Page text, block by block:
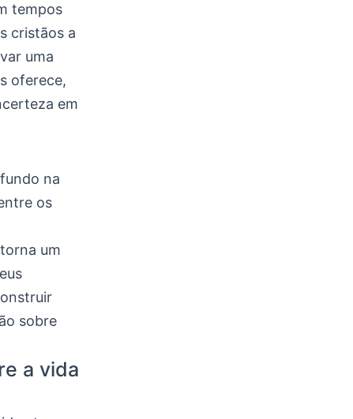
tempos
cristãos a
uma
oferece,
em
na
os
um
sobre
a vida